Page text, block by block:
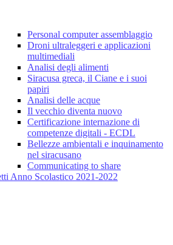
Personal computer assemblaggio
Droni ultraleggeri e applicazioni
multimediali
Analisi degli alimenti
Siracusa greca, il Ciane e i suoi
papiri
Analisi delle acque
Il vecchio diventa nuovo
Certificazione internazione di
competenze digitali - ECDL
Bellezze ambientali e inquinamento
nel siracusano
Communicating to share
Anno Scolastico 2021-2022